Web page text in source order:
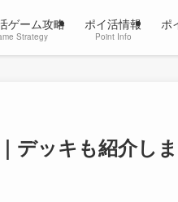
ゲーム攻略
Strategy
ポイ活情報
Point Info
ポ
デッキも紹介し